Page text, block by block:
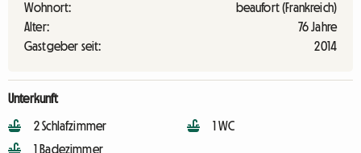
Wohnort:
beaufort (Frankreich)
Alter:
76 Jahre
Gastgeber seit:
2014
Unterkunft
2 Schlafzimmer
1 Badezimmer
1 WC